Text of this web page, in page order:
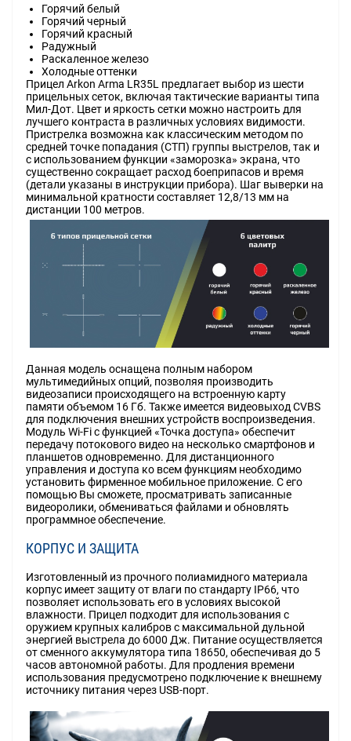
Горячий белый
Горячий черный
Горячий красный
Радужный
Раскаленное железо
Холодные оттенки
Прицел Arkon Arma LR35L предлагает выбор из шести
прицельных сеток, включая тактические варианты типа
Мил-Дот. Цвет и яркость сетки можно настроить для
лучшего контраста в различных условиях видимости.
Пристрелка возможна как классическим методом по
средней точке попадания (СТП) группы выстрелов, так и
с использованием функции «заморозка» экрана, что
существенно сокращает расход боеприпасов и время
(детали указаны в инструкции прибора). Шаг выверки на
минимальной кратности составляет 12,8/13 мм на
дистанции 100 метров.
Данная модель оснащена полным набором
мультимедийных опций, позволяя производить
видеозаписи происходящего на встроенную карту
памяти объемом 16 Гб. Также имеется видеовыход CVBS
для подключения внешних устройств воспроизведения.
Модуль Wi-Fi с функцией «Точка доступа» обеспечит
передачу потокового видео на несколько смартфонов и
планшетов одновременно. Для дистанционного
управления и доступа ко всем функциям необходимо
установить фирменное мобильное приложение. С его
помощью Вы сможете, просматривать записанные
видеоролики, обмениваться файлами и обновлять
программное обеспечение.
КОРПУС И ЗАЩИТА
Изготовленный из прочного полиамидного материала
корпус имеет защиту от влаги по стандарту IP66, что
позволяет использовать его в условиях высокой
влажности. Прицел подходит для использования с
оружием крупных калибров с максимальной дульной
энергией выстрела до 6000 Дж. Питание осуществляется
от сменного аккумулятора типа 18650, обеспечивая до 5
часов автономной работы. Для продления времени
использования предусмотрено подключение к внешнему
источнику питания через USB-порт.